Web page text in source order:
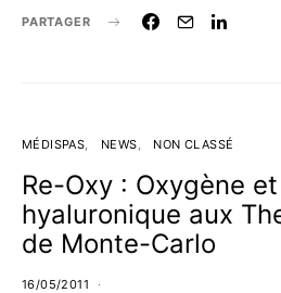
PARTAGER
MÉDISPAS NEWS NON CLASSÉ
Re-Oxy : Oxygène
hyaluronique aux
de Monte-Carlo
16/05/2011